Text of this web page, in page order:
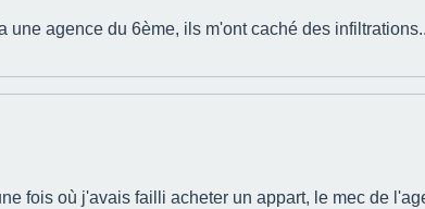
agence du 6ème, ils m'ont caché des
fois où j'avais failli acheter un appart, le mec de